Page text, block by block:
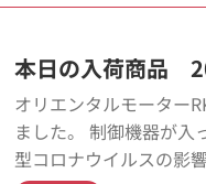
本日の入荷商品
オリエンタルモーター
ました。 制御機器が入
型コロナウイルスの影